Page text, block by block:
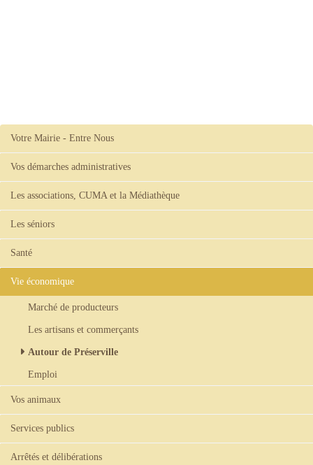
Votre Mairie - Entre Nous
Vos démarches administratives
Les associations, CUMA et la Médiathèque
Les séniors
Santé
Vie économique
Marché de producteurs
Les artisans et commerçants
Autour de Préserville
Emploi
Vos animaux
Services publics
Arrêtés et délibérations